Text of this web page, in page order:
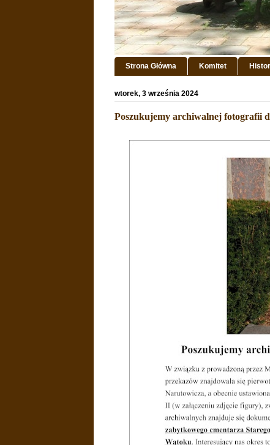
Strona Główna Komitet
wtorek, 3 września 2024
Poszukujemy archiwalnej fotografii